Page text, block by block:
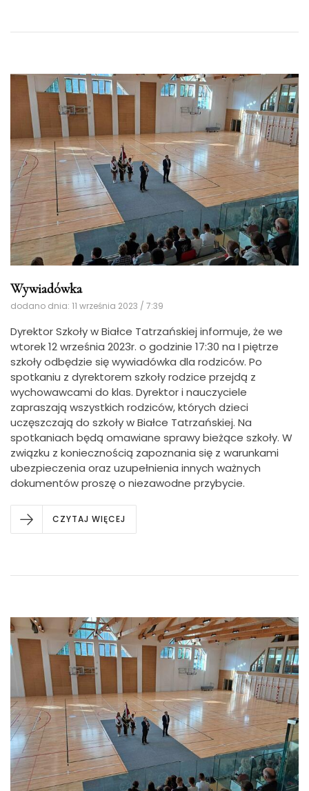
Wywiadówka
dodano dnia: 11 września 2023 / 7:39
Dyrektor Szkoły w Białce Tatrzańskiej informuje, że we
wtorek 12 września 2023r. o godzinie 17:30 na I piętrze
szkoły odbędzie się wywiadówka dla rodziców. Po
spotkaniu z dyrektorem szkoły rodzice przejdą z
wychowawcami do klas. Dyrektor i nauczyciele
zapraszają wszystkich rodziców, których dzieci
uczęszczają do szkoły w Białce Tatrzańskiej. Na
spotkaniach będą omawiane sprawy bieżące szkoły. W
związku z koniecznością zapoznania się z warunkami
ubezpieczenia oraz uzupełnienia innych ważnych
dokumentów proszę o niezawodne przybycie.
CZYTAJ WIĘCEJ